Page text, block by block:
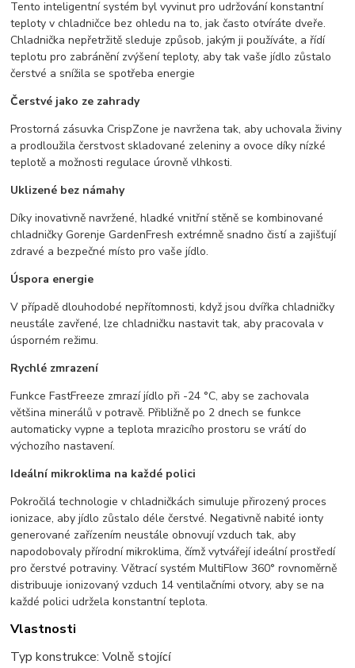
Tento inteligentní systém byl vyvinut pro udržování konstantní
teploty v chladničce bez ohledu na to, jak často otvíráte dveře.
Chladnička nepřetržitě sleduje způsob, jakým ji používáte, a řídí
teplotu pro zabránění zvýšení teploty, aby tak vaše jídlo zůstalo
čerstvé a snížila se spotřeba energie
Čerstvé jako ze zahrady
Prostorná zásuvka CrispZone je navržena tak, aby uchovala živiny
a prodloužila čerstvost skladované zeleniny a ovoce díky nízké
teplotě a možnosti regulace úrovně vlhkosti.
Uklizené bez námahy
Díky inovativně navržené, hladké vnitřní stěně se kombinované
chladničky Gorenje GardenFresh extrémně snadno čistí a zajišťují
zdravé a bezpečné místo pro vaše jídlo.
Úspora energie
V případě dlouhodobé nepřítomnosti, když jsou dvířka chladničky
neustále zavřené, lze chladničku nastavit tak, aby pracovala v
úsporném režimu.
Rychlé zmrazení
Funkce FastFreeze zmrazí jídlo při -24 °C, aby se zachovala
většina minerálů v potravě. Přibližně po 2 dnech se funkce
automaticky vypne a teplota mrazicího prostoru se vrátí do
výchozího nastavení.
Ideální mikroklima na každé polici
Pokročilá technologie v chladničkách simuluje přirozený proces
ionizace, aby jídlo zůstalo déle čerstvé. Negativně nabité ionty
generované zařízením neustále obnovují vzduch tak, aby
napodobovaly přírodní mikroklima, čímž vytvářejí ideální prostředí
pro čerstvé potraviny. Větrací systém MultiFlow 360° rovnoměrně
distribuuje ionizovaný vzduch 14 ventilačními otvory, aby se na
každé polici udržela konstantní teplota.
Vlastnosti
Typ konstrukce: Volně stojící